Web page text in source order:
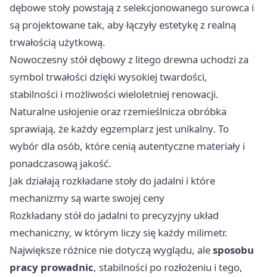
dębowe stoły powstają z selekcjonowanego surowca i
są projektowane tak, aby łączyły estetykę z realną
trwałością użytkową.
Nowoczesny stół dębowy z litego drewna uchodzi za
symbol trwałości dzięki wysokiej twardości,
stabilności i możliwości wieloletniej renowacji.
Naturalne usłojenie oraz rzemieślnicza obróbka
sprawiają, że każdy egzemplarz jest unikalny. To
wybór dla osób, które cenią autentyczne materiały i
ponadczasową jakość.
Jak działają rozkładane stoły do jadalni i które
mechanizmy są warte swojej ceny
Rozkładany stół do jadalni to precyzyjny układ
mechaniczny, w którym liczy się każdy milimetr.
Największe różnice nie dotyczą wyglądu, alesposobu
pracy prowadnic, stabilności po rozłożeniu i tego,